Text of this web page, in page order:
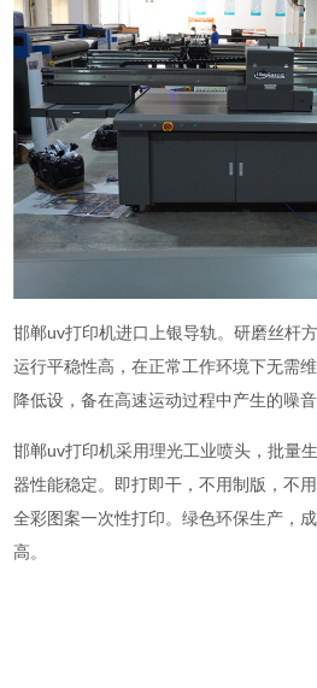
邯郸uv打印机进口上银导轨。研磨丝杆
运行平稳性高，在正常工作环境下无需
降低设，备在高速运动过程中产生的噪
邯郸uv打印机采用理光工业喷头，批量
器性能稳定。即打即干，不用制版，不
全彩图案一次性打印。绿色环保生产，
高。